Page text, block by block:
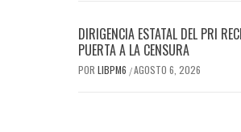
DIRIGENCIA ESTATAL DEL PRI
PUERTA A LA CENSURA
POR LIBPM6 /AGOSTO 6, 2026